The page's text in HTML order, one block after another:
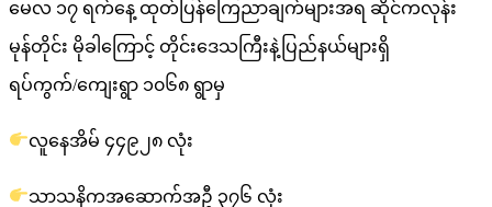
မေလ ၁၇ ရက်နေ့ ထုတ်ပြန်ကြေညာချက်များအရ ဆိုင်ကလုန်း
မုန်တိုင်း မိုခါကြောင့် တိုင်းဒေသကြီးနဲ့ပြည်နယ်များရှိ
ရပ်ကွက်/ကျေးရွာ ၁၀၆၈ ရွာမှ
လူနေအိမ် ၄၄၉၂၈ လုံး
သာသနိကအဆောက်အဦ ၃၇၆ လုံး